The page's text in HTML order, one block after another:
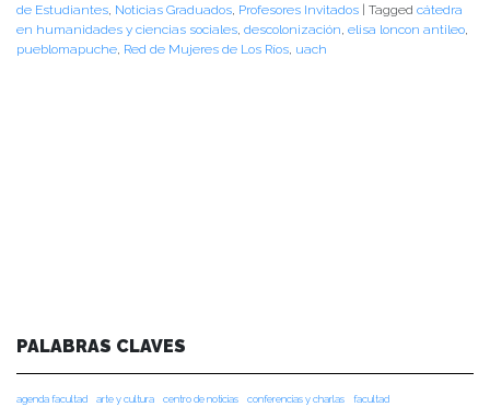
de Estudiantes, Noticias Graduados, Profesores Invitados Tagged cátedra
en humanidades y ciencias sociales, descolonización, elisa loncon antileo,
pueblomapuche, Red de Mujeres de Los Ríos, uach
PALABRAS CLAVES
agenda facultad arte y cultura centro de noticias conferencias y charlas
facultad